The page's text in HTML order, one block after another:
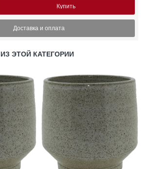
Купить
Доставка и оплата
ЭТОЙ КАТЕГОРИИ